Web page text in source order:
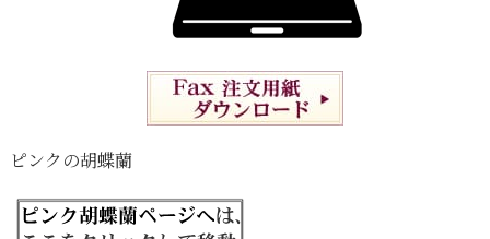
ピンクの胡蝶蘭